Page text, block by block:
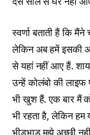
स्वर्णा बताती हैं कि
लेकिन अब हमें इसकी
से यहां नहीं आए हैं.
उन्हें कोलंबो की
भी खुश हैं. एक बार मैं
भी रहता है, लेकिन